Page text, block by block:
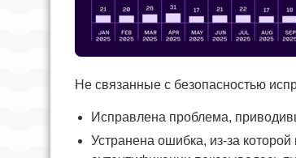
Не связанные с безопасностью
Исправлена проблема,
Устранена ошибка, из-за